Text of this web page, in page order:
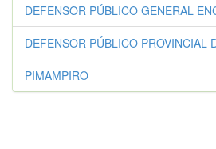
DEFENSOR PÚBLICO GENERAL
DEFENSOR PÚBLICO PROVINCIAL
PIMAMPIRO